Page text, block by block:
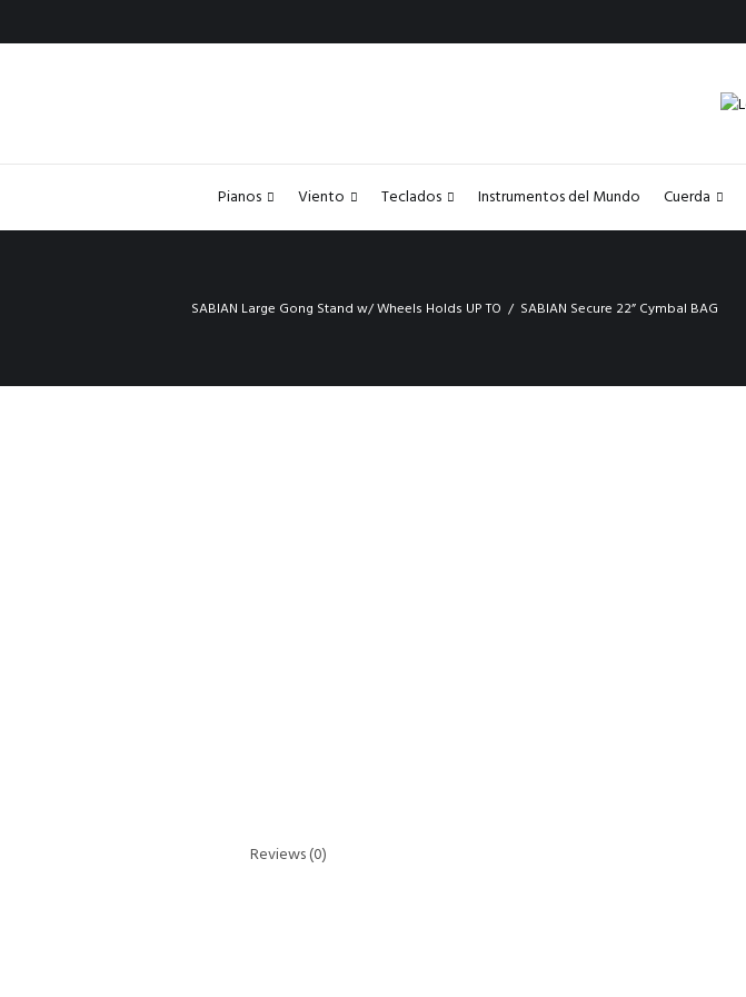
Pianos Viento Teclados Instrumentos del Mundo Cuerda
SABIAN Large Gong Stand w/ Wheels Holds UP TO SABIAN Secure 22” Cymbal BAG
Reviews (0)